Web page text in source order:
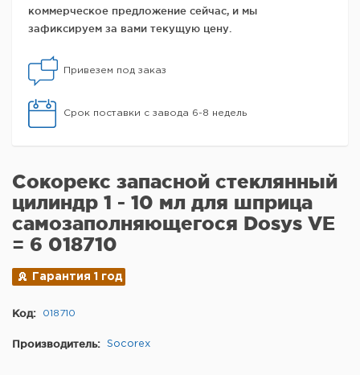
коммерческое предложение сейчас, и мы
зафиксируем за вами текущую цену.
Привезем под заказ
Срок поставки с завода 6-8 недель
Сокорекс запасной стеклянный
цилиндр 1 - 10 мл для шприца
самозаполняющегося Dosys VE
= 6 018710
Гарантия 1 год
Код: 018710
Производитель: Socorex